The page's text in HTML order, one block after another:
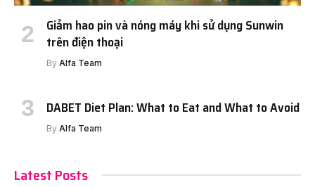
Giảm hao pin và nóng máy khi sử dụng Sunwin
trên điện thoại
By Alfa Team
DABET Diet Plan: What to Eat and What to Avoid
By Alfa Team
Latest Posts